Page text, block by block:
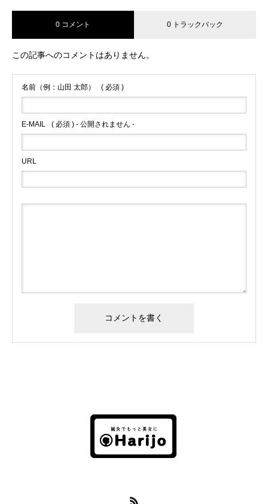
0 コメント 0 トラックバック
この記事へのコメントはありません。
名前（例：山田 太郎） ( 必須 )
E-MAIL ( 必須 ) - 公開されません -
URL